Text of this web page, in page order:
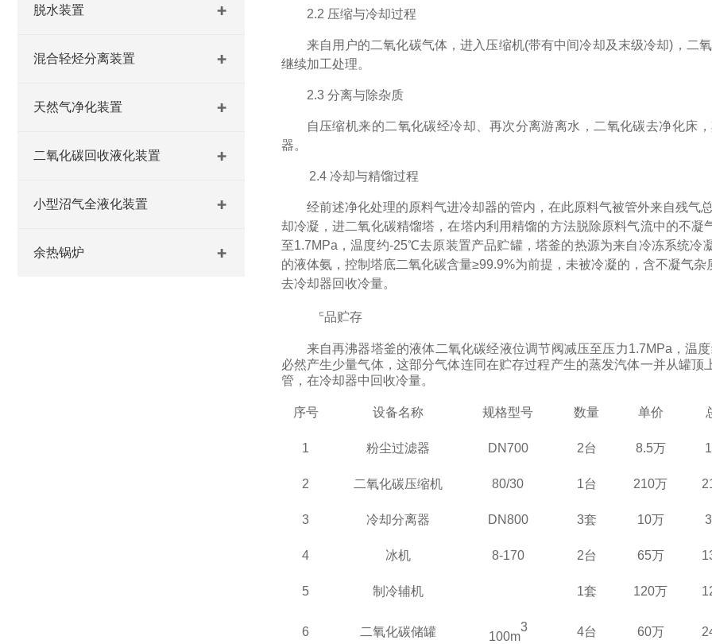
脱水装置
混合轻烃分离装置
天然气净化装置
二氧化碳回收液化装置
小型沼气全液化装置
余热锅炉
2.2 压缩与冷却过程
来自用户的二氧化碳气体，进入压缩机(带有中间冷却及末级冷却) ，二
继续加工处理。
2.3 分离与除杂质
自压缩机来的二氧化碳经冷却、再次分离游离水，二氧化碳去净化床
器。
2.4 冷却与精馏过程
经前述净化处理的原料气进冷却器的管内，在此原料气被管外来自残气
却冷凝，进二氧化碳精馏塔，在塔内利用精馏的方法脱除原料气流中的不
至1.7MPa ，温度约-25℃去原装置产品贮罐，塔釜的热源为来自冷冻系统冷
的液体氨，控制塔底二氧化碳含量≥99.9%为前提，未被冷凝的，含不凝气
去冷却器回收冷量。
产品贮存
来自再沸器塔釜的液体二氧化碳经液位调节阀减压至压力1.7MPa ，温
必然产生少量气体，这部分气体连同在贮存过程产生的蒸发汽体一并从罐
管，在冷却器中回收冷量。
序号 设备名称 规格型号 数量 单价
1 粉尘过滤器 DN700 2台 8.5万
2 二氧化碳压缩机 80/30 1台 210万
3 冷却分离器 DN800 3套 10万
4 冰机 8-170 2台 65万
5 制冷辅机 1套 120万
6 二氧化碳储罐 100m
3 4台 60万